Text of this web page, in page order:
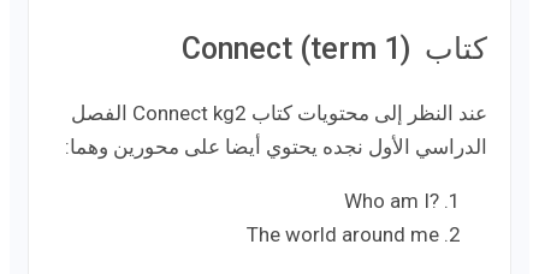
كتاب Connect (term 1)
عند النظر إلى محتويات كتاب Connect kg2 الفصل
الدراسي الأول نجده يحتوي أيضا على محورين وهما:
?Who am I
The world around me